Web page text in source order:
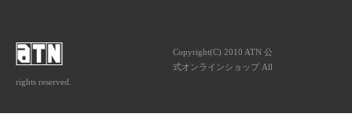
Copyright(C) 2010 ATN 公
式オンラインショップ All
rights reserved.